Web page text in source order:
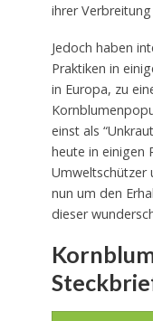
ihrer
Jedoch haben
Praktiken in
in Europa, zu
einst als
heute in einigen
Umweltschützer
nun um den
dieser